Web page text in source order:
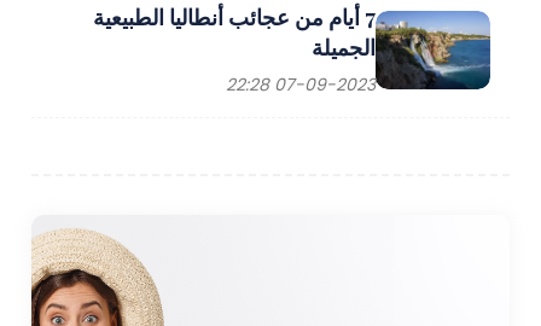
7 أيام من عجائب أنطاليا الطبيعية
الجميلة
07-09-2023 22:28